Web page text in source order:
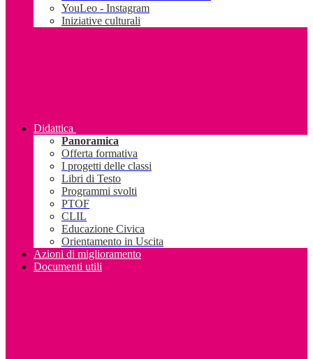
YouLeo - Instagram
Iniziative culturali
Didattica
Panoramica
Offerta formativa
I progetti delle classi
Libri di Testo
Programmi svolti
PTOF
CLIL
Educazione Civica
Orientamento in Uscita
Azioni di miglioramento
Documenti utili